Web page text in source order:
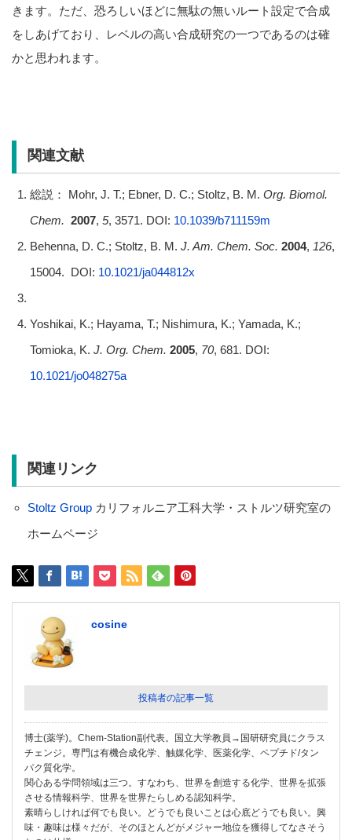
きます。ただ、恐ろしいほどに無駄の無いルート設定で合成
をしあげており、レベルの高い合成研究の一つであるのは確
かと思われます。
関連文献
総説： Mohr, J. T.; Ebner, D. C.; Stoltz, B. M. Org. Biomol.
Chem. 2007, 5, 3571. DOI: 10.1039/b711159m
Behenna, D. C.; Stoltz, B. M. J. Am. Chem. Soc. 2004, 126,
15004. DOI: 10.1021/ja044812x
Yoshikai, K.; Hayama, T.; Nishimura, K.; Yamada, K.;
Tomioka, K. J. Org. Chem. 2005, 70, 681. DOI:
10.1021/jo048275a
関連リンク
Stoltz Groupカリフォルニア工科大学・ストルツ研究室の
ホームページ
cosine
投稿者の記事一覧
博士(薬学)。Chem-Station副代表。国立大学教員→国研研究員にクラス
チェンジ。専門は有機合成化学、触媒化学、医薬化学、ペプチド/タン
パク質化学。
関心ある学問領域は三つ。すなわち、世界を創造する化学、世界を拡張
させる情報科学、世界を世界たらしめる認知科学。
素晴らしければ何でも良い。どうでも良いことは心底どうでも良い。興
味・趣味は様々だが、そのほとんどがメジャー地位を獲得してなさそう